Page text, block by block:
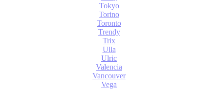
Tokyo
Torino
Toronto
Trendy
Trix
Ulla
Ulric
Valencia
Vancouver
Vega